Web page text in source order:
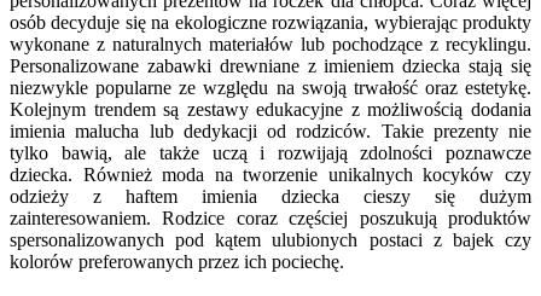
osób decyduje się na ekologiczne rozwiązania, wybierając produkty
wykonane z naturalnych materiałów lub pochodzące z recyklingu.
Personalizowane zabawki drewniane z imieniem dziecka stają się
niezwykle popularne ze względu na swoją trwałość oraz estetykę.
Kolejnym trendem są zestawy edukacyjne z możliwością dodania
imienia malucha lub dedykacji od rodziców. Takie prezenty nie
tylko bawią, ale także uczą i rozwijają zdolności poznawcze
dziecka. Również moda na tworzenie unikalnych kocyków czy
odzieży z haftem imienia dziecka cieszy się dużym
zainteresowaniem. Rodzice coraz częściej poszukują produktów
spersonalizowanych pod kątem ulubionych postaci z bajek czy
kolorów preferowanych przez ich pociechę.